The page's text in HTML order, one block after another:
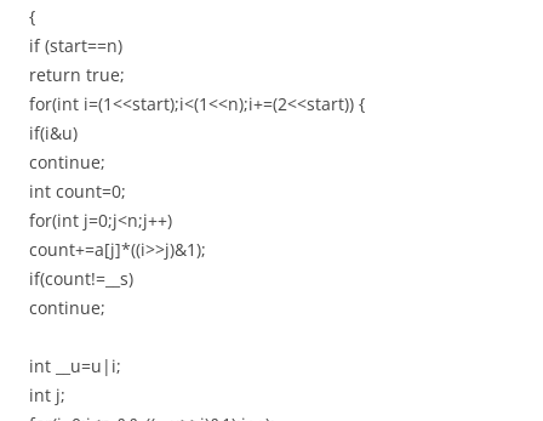
{
if (start==n)
return true;
for(int i=(1<<start);i<(1<<n);i+=(2<<start)) {
if(i&u)
continue;
int count=0;
for(int j=0;j<n;j++)
count+=a[j]*((i>>j)&1);
if(count!=__s)
continue;
int __u=u|i;
int j;